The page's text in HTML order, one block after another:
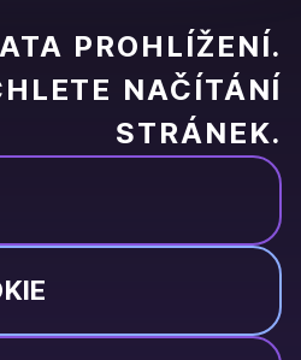
PROHLÍŽENÍ.
NAČÍTÁNÍ
STRÁNEK.